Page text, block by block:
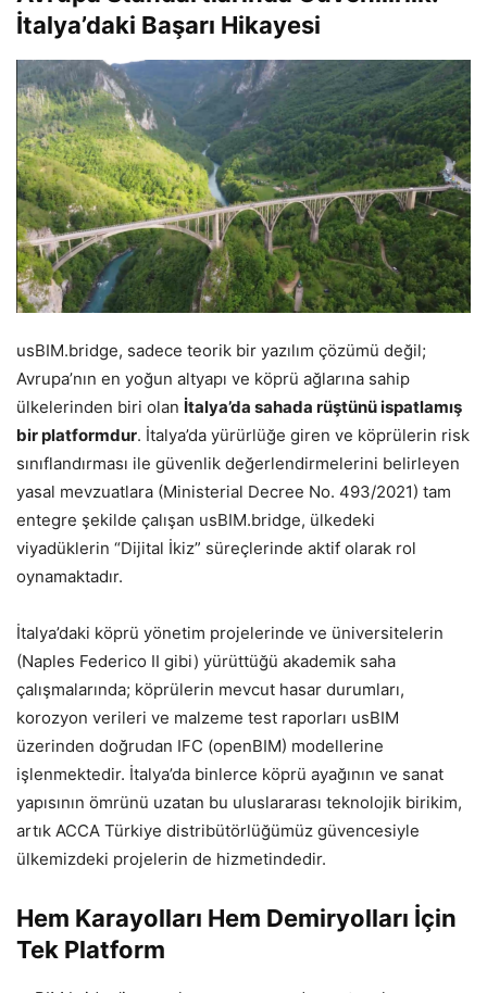
İtalya’daki Başarı Hikayesi
usBIM.bridge, sadece teorik bir yazılım çözümü değil;
Avrupa’nın en yoğun altyapı ve köprü ağlarına sahip
ülkelerinden biri olan İtalya’da sahada rüştünü ispatlamış
bir platformdur. İtalya’da yürürlüğe giren ve köprülerin risk
sınıflandırması ile güvenlik değerlendirmelerini belirleyen
yasal mevzuatlara (Ministerial Decree No. 493/2021) tam
entegre şekilde çalışan usBIM.bridge, ülkedeki
viyadüklerin “Dijital İkiz” süreçlerinde aktif olarak rol
oynamaktadır.
İtalya’daki köprü yönetim projelerinde ve üniversitelerin
(Naples Federico II gibi) yürüttüğü akademik saha
çalışmalarında; köprülerin mevcut hasar durumları,
korozyon verileri ve malzeme test raporları usBIM
üzerinden doğrudan IFC (openBIM) modellerine
işlenmektedir. İtalya’da binlerce köprü ayağının ve sanat
yapısının ömrünü uzatan bu uluslararası teknolojik birikim,
artık ACCA Türkiye distribütörlüğümüz güvencesiyle
ülkemizdeki projelerin de hizmetindedir.
Hem Karayolları Hem Demiryolları İçin
Tek Platform